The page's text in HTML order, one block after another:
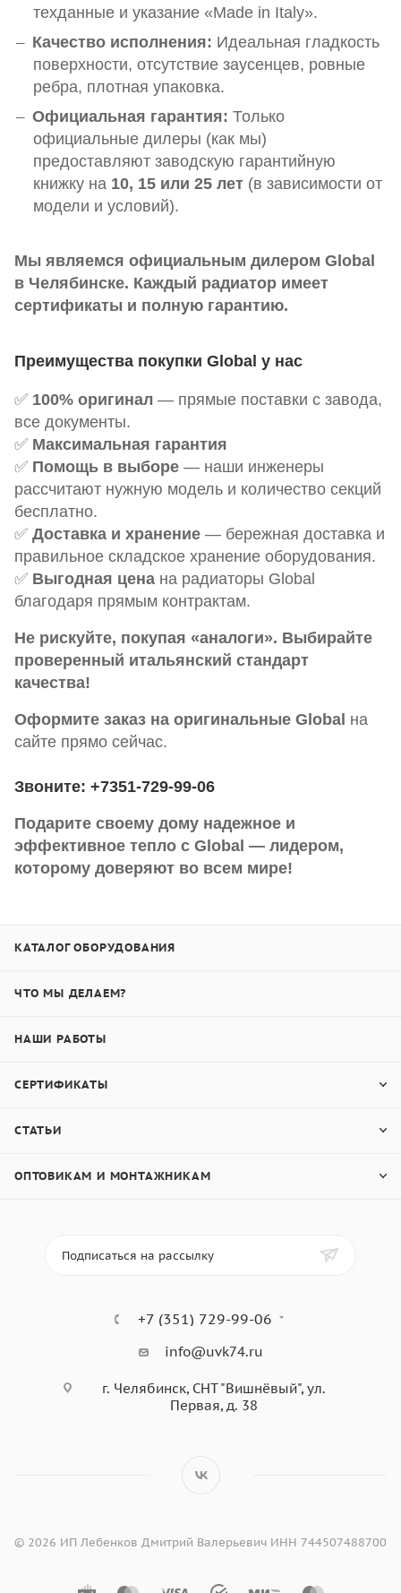
техданные и указание «Made in Italy».
Качество исполнения: Идеальная гладкость
поверхности, отсутствие заусенцев, ровные
ребра, плотная упаковка.
Официальная гарантия: Только
официальные дилеры (как мы)
предоставляют заводскую гарантийную
книжку на 10, 15 или 25 лет (в зависимости от
модели и условий).
Мы являемся официальным дилером Global
в Челябинске. Каждый радиатор имеет
сертификаты и полную гарантию.
Преимущества покупки Global у нас
✅ 100% оригинал — прямые поставки с завода,
все документы.
✅ Максимальная гарантия
✅ Помощь в выборе — наши инженеры
рассчитают нужную модель и количество секций
бесплатно.
✅ Доставка и хранение — бережная доставка и
правильное складское хранение оборудования.
✅ Выгодная цена на радиаторы Global
благодаря прямым контрактам.
Не рискуйте, покупая «аналоги». Выбирайте
проверенный итальянский стандарт
качества!
Оформите заказ на оригинальные Global на
сайте прямо сейчас.
Звоните: +7351-729-99-06
Подарите своему дому надежное и
эффективное тепло с Global — лидером,
которому доверяют во всем мире!
КАТАЛОГ ОБОРУДОВАНИЯ
ЧТО МЫ ДЕЛАЕМ?
НАШИ РАБОТЫ
СЕРТИФИКАТЫ
СТАТЬИ
ОПТОВИКАМ И МОНТАЖНИКАМ
Подписаться на рассылку
+7 (351) 729-99-06
info@uvk74.ru
г. Челябинск, СНТ "Вишнёвый", ул.
Первая, д. 38
© 2026 ИП Лебенков Дмитрий Валерьевич ИНН 744507488700